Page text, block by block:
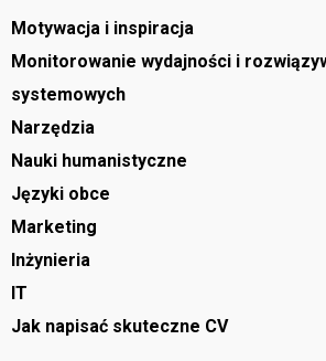
Motywacja i inspiracja
Monitorowanie wydajności i
systemowych
Narzędzia
Nauki humanistyczne
Języki obce
Marketing
Inżynieria
IT
Jak napisać skuteczne CV